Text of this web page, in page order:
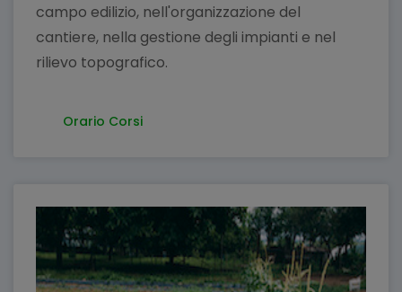
campo edilizio, nell'organizzazione del
cantiere, nella gestione degli impianti e nel
rilievo topografico.
Orario Corsi